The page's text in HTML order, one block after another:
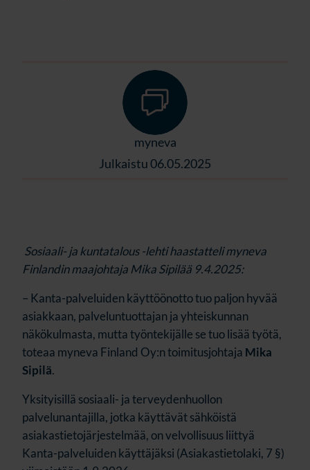
myneva
Julkaistu 06.05.2025
Sosiaali- ja kuntatalous -lehti haastatteli myneva
Finlandin maajohtaja Mika Sipilää9.4.2025:
– Kanta-palveluiden käyttöönotto tuo paljon hyvää
asiakkaan, palveluntuottajan ja yhteiskunnan
näkökulmasta, mutta työntekijälle se tuo lisää työtä,
toteaa myneva Finland Oy:n toimitusjohtaja Mika
Sipilä.
Yksityisillä sosiaali- ja terveydenhuollon
palvelunantajilla, jotka käyttävät sähköistä
asiakastietojärjestelmää, on velvollisuus liittyä
Kanta-palveluiden käyttäjäksi (Asiakastietolaki, 7 §)